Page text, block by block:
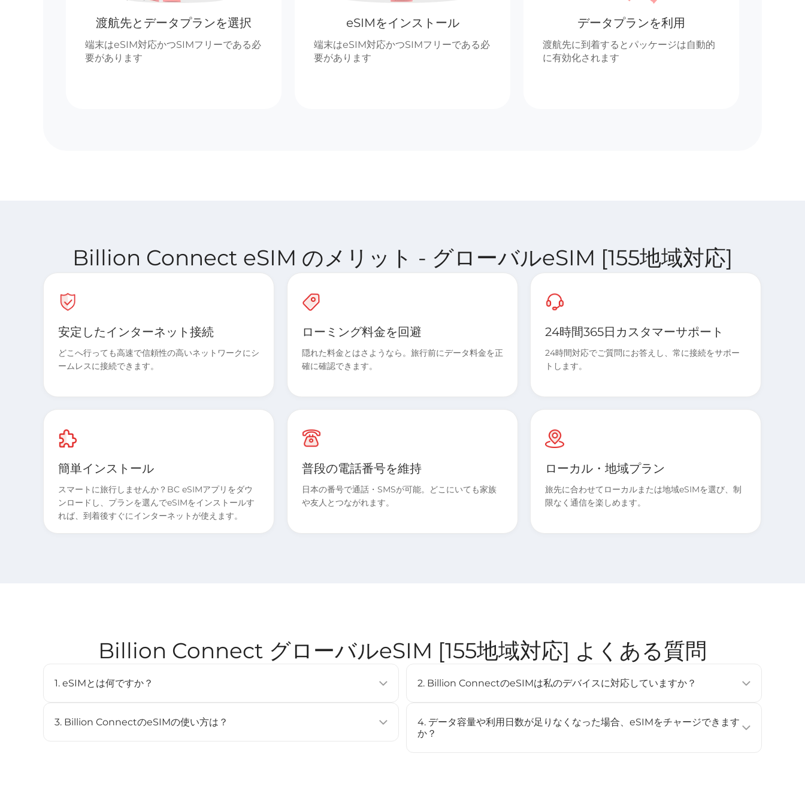
渡航先とデータプランを選択
端末はeSIM対応かつSIMフリーである必
要があります
eSIMをインストール
端末はeSIM対応かつSIMフリーである必
要があります
データプランを利用
渡航先に到着するとパッケージは自動的
に有効化されます
Billion Connect eSIM のメリット - グローバルeSIM [155地域対応]
安定したインターネット接続
どこへ行っても高速で信頼性の高いネットワークにシ
ームレスに接続できます。
ローミング料金を回避
隠れた料金とはさようなら。旅行前にデータ料金を正
確に確認できます。
24時間365日カスタマーサポート
24時間対応でご質問にお答えし、常に接続をサポー
トします。
簡単インストール
スマートに旅行しませんか？BC eSIMアプリをダウ
ンロードし、プランを選んでeSIMをインストールす
れば、到着後すぐにインターネットが使えます。
普段の電話番号を維持
日本の番号で通話・SMSが可能。どこにいても家族
や友人とつながれます。
ローカル・地域プラン
旅先に合わせてローカルまたは地域eSIMを選び、制
限なく通信を楽しめます。
Billion Connect グローバルeSIM [155地域対応] よくある質問
1. eSIMとは何ですか？
デジタルSIMです。対応デバイスに内蔵されており、複数のプロファイルを保存するこ
3. Billion ConnectのeSIMの使い方は？
2. Billion ConnectのeSIMは私のデバイスに対応していますか？
（例：iPhone XS以降、Google Pixel 3以降、Samsung Galaxy S20以降）。詳しくは
[対応デバイス ]ページをご確認ください。
4. データ容量や利用日数が足りなくなった場合、eSIMをチャージできます
か？